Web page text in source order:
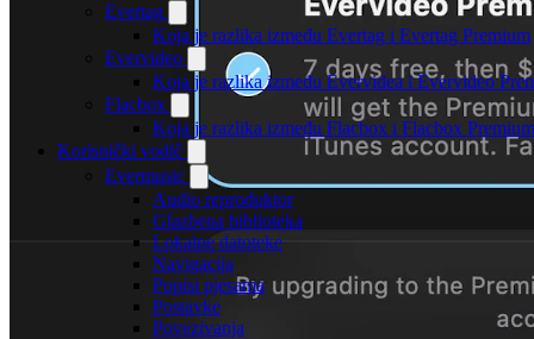
Evertag
Koja je razlika između Evertag i Evertag Premium
Evervideo
Koja je razlika između Evervidea i Evervideo
Flacbox
Koja je razlika između Flacbox i Flacbox
Korisnički vodič
Evermusic
Audio reproduktor
Glazbena biblioteka
Lokalne datoteke
Navigacija
Popisi pjesama
Postavke
Povezivanja